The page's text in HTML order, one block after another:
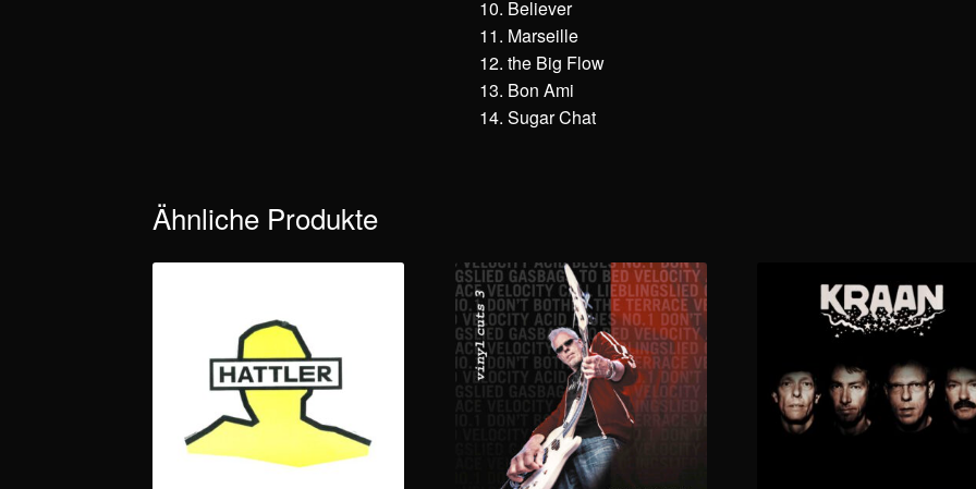
Believer
Marseille
the Big Flow
Bon Ami
Sugar Chat
Ähnliche Produkte